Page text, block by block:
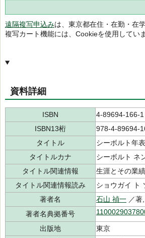
遠隔複写申込みは、東京都在住・在勤・在
複写カート機能には、Cookieを使用してい
資料詳細
ISBN
4-89694-166-1
ISBN13桁
978-4-89694-
タイトル
シーボルト年表
タイトルカナ
シーボルト ネ
タイトル関連情報
生涯とその業績
タイトル関連情報読み
ショウガイ ト
著者名
石山 禎一 ／著,
著者名典拠番号
出版地
東京